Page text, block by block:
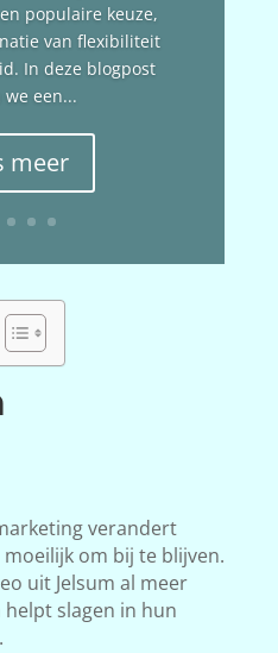
populaire keuze,
van flexibiliteit
In deze blogpost
we een...
meer
verandert
om bij te blijven.
uit Jelsum al meer
slagen in hun